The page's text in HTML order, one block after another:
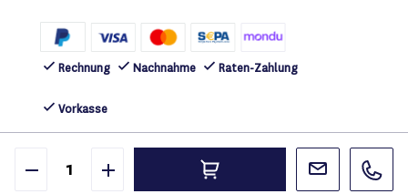
Rechnung Nachnahme Raten-Zahlung
Vorkasse
FOLGEN SIE UNS